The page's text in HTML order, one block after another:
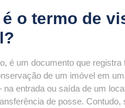
é o termo de
é um documento que registra
de um imóvel em
entrada ou saída de um
de posse. Contudo,